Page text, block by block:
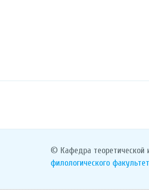
© Кафедра теоретической
филологического